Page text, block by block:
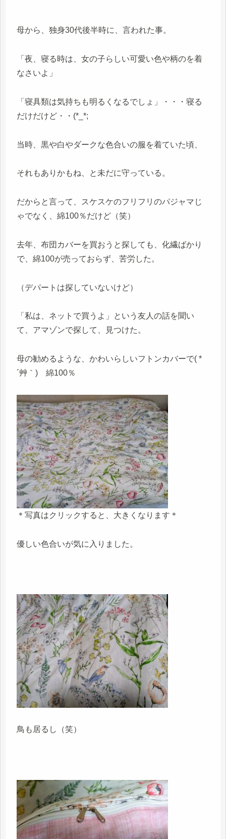
母から、独身30代後半時に、言われた事。
「夜、寝る時は、女の子らしい可愛い色や柄のを着
なさいよ」
「寝具類は気持ちも明るくなるでしょ」・・・寝る
だけだけど・・(*_*;
当時、黒や白やダークな色合いの服を着ていた頃、
それもありかもね、と未だに守っている。
だからと言って、スケスケのフリフリのパジャマじ
ゃでなく、綿100％だけど（笑）
去年、布団カバーを買おうと探しても、化繊ばかり
で、綿100が売っておらず、苦労した。
（デパートは探していないけど）
「私は、ネットで買うよ」という友人の話を聞い
て、アマゾンで探して、見つけた。
母の勧めるような、かわいらしいフトンカバーで( *
´艸｀) 綿100％
＊写真はクリックすると、大きくなります＊
優しい色合いが気に入りました。
鳥も居るし（笑）